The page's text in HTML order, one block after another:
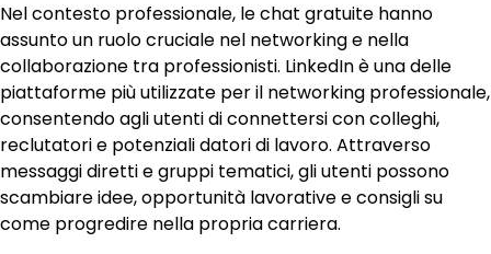
Nel contesto professionale, le chat gratuite hanno
assunto un ruolo cruciale nel networking e nella
collaborazione tra professionisti. LinkedIn è una delle
piattaforme più utilizzate per il networking professionale,
consentendo agli utenti di connettersi con colleghi,
reclutatori e potenziali datori di lavoro. Attraverso
messaggi diretti e gruppi tematici, gli utenti possono
scambiare idee, opportunità lavorative e consigli su
come progredire nella propria carriera.